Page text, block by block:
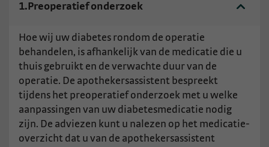
1. Preoperatief onderzoek
Hoe wij uw diabetes rondom de operatie
behandelen, is afhankelijk van de medicatie die u
thuis gebruikt en de verwachte duur van de
operatie. De apothekersassistent bespreekt
tijdens het preoperatief onderzoek met u welke
aanpassingen van uw diabetesmedicatie nodig
zijn. De adviezen kunt u nalezen op het medicatie-
overzicht dat u van de apothekersassistent